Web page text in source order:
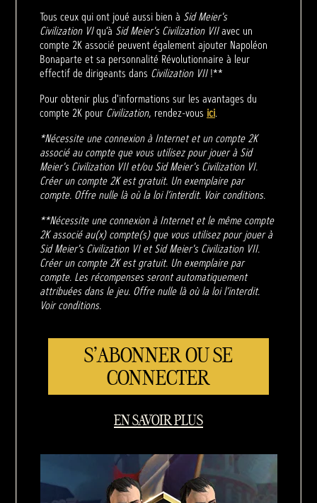
Tous ceux qui ont joué aussi bien à Sid Meier's
Civilization VIqu’à Sid Meier's Civilization VIIavec un
compte 2K associé peuvent également ajouter Napoléon
Bonaparte et sa personnalité Révolutionnaire à leur
effectif de dirigeants dans Civilization VII!**
Pour obtenir plus d'informations sur les avantages du
compte 2K pour Civilization, rendez-vous ici.
*Nécessite une connexion à Internet et un compte 2K
associé au compte que vous utilisez pour jouer à Sid
Meier's Civilization VII et/ou Sid Meier's Civilization VI.
Créer un compte 2K est gratuit. Un exemplaire par
compte. Offre nulle là où la loi l’interdit. Voir conditions.
**Nécessite une connexion à Internet et le même compte
2K associé au(x) compte(s) que vous utilisez pour jouer à
Sid Meier's Civilization VI et Sid Meier's Civilization VII.
Créer un compte 2K est gratuit. Un exemplaire par
compte. Les récompenses seront automatiquement
attribuées dans le jeu. Offre nulle là où la loi l’interdit.
Voir conditions.
S'ABONNER OU SE
CONNECTER
EN SAVOIR PLUS